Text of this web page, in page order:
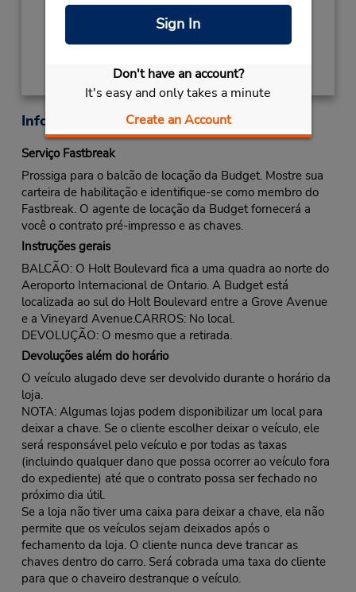
Sign In
Don't have an account?
It's easy and only takes a minute
Create an Account
Obter instruções de caminho
Informações sobre a loja
Serviço Fastbreak
Prossiga para o balcão de locação da Budget. Mostre sua
carteira de habilitação e identifique-se como membro do
Fastbreak. O agente de locação da Budget fornecerá a
você o contrato pré-impresso e as chaves.
Instruções gerais
BALCÃO: O Holt Boulevard fica a uma quadra ao norte do
Aeroporto Internacional de Ontario. A Budget está
localizada ao sul do Holt Boulevard entre a Grove Avenue
e a Vineyard Avenue.CARROS: No local.
DEVOLUÇÃO: O mesmo que a retirada.
Devoluções além do horário
O veículo alugado deve ser devolvido durante o horário da
loja.
NOTA: Algumas lojas podem disponibilizar um local para
deixar a chave. Se o cliente escolher deixar o veículo, ele
será responsável pelo veículo e por todas as taxas
(incluindo qualquer dano que possa ocorrer ao veículo fora
do expediente) até que o contrato possa ser fechado no
próximo dia útil.
Se a loja não tiver uma caixa para deixar a chave, ela não
permite que os veículos sejam deixados após o
fechamento da loja. O cliente nunca deve trancar as
chaves dentro do carro. Será cobrada uma taxa do cliente
para que o chaveiro destranque o veículo.